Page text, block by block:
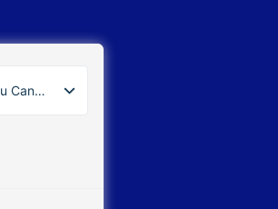
Français du Canada